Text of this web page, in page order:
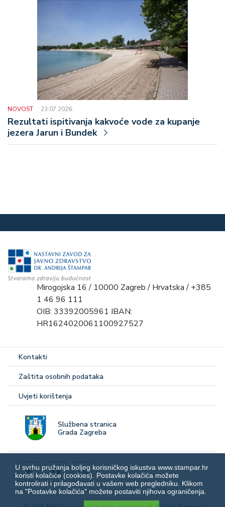
NOVOST 23.07.2026.
Rezultati ispitivanja kakvoće vode za kupanje
jezera Jarun i Bundek
Mirogojska 16 / 10000 Zagreb / Hrvatska / +385
1 46 96 111
OIB: 33392005961 IBAN:
HR1624020061100927527
Kontakti
Zaštita osobnih podataka
Uvjeti korištenja
Službena stranica
Grada Zagreba
U svrhu pružanja boljeg korisničkog iskustva www.stampar.hr
koristi kolačiće (cookies). Postavke kolačića možete
kontrolirati i prilagođavati u vašem web pregledniku. Klikom
na "Postavke kolačića" možete postaviti njihova ograničenja.